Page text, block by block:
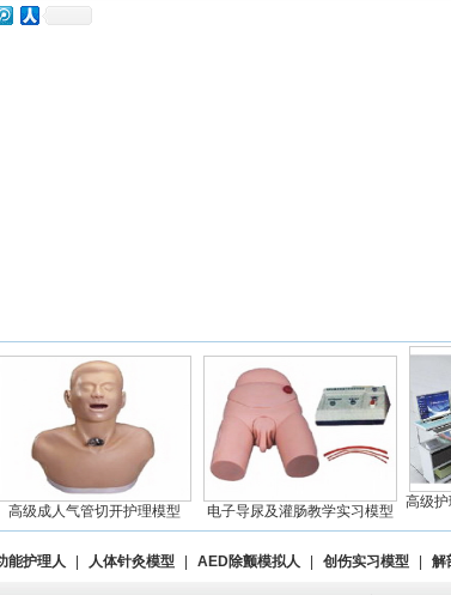
级成人气管切开护理模型 电子导尿及灌肠教学实习模型
高级护理
能护理人 人体针灸模型 AED除颤模拟人 创伤实习模型 解